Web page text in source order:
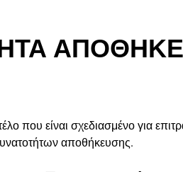
που είναι σχεδιασμένο για
αποθήκευσης.